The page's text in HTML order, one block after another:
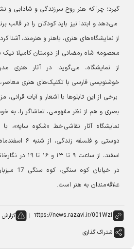
گیرد؛ چرا که هنر روح سرزندگی و شادابی و
می‌دهد و ابتدا نیز باید کودکان را در قالب‌
از نمایشگاه‌های هنری، باهنر و هنرمند، آشنا
معصومه شاه رمضانی از دوستان کامیلا نیک
از نمایشگاه، می‌گوید: در آثار هنری
خوشنویسی فارسی با تکنیک‌های هنری
برخی از این تابلوها با اشعار و آیات
بصری و هم از نظر مفهومی، تماشاگر را، به
نمایشگاه آثار نقاشی خط «شکوه سایه»،
‌اسفند، از ساعت ۹
در
علاقه‌مندان به هنر است‌.
اشتراک گذاری